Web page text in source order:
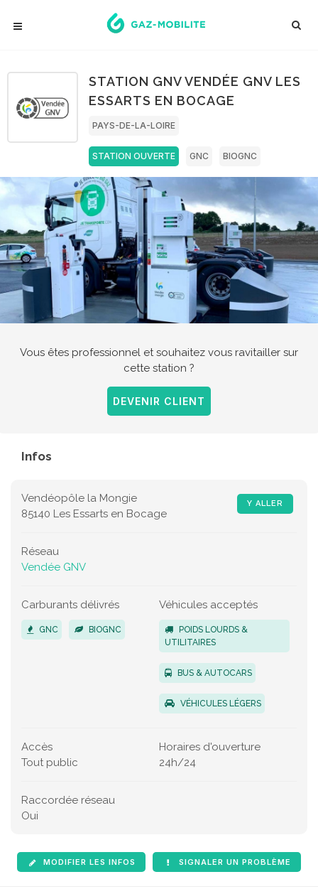
STATION GNV VENDÉE GNV LES
ESSARTS EN BOCAGE
PAYS-DE-LA-LOIRE
STATION OUVERTE GNC BIOGNC
Vous êtes professionnel et souhaitez vous ravitailler sur
cette station ?
DEVENIR CLIENT
Infos
Y ALLER
Vendéopôle la Mongie
85140 Les Essarts en Bocage
Réseau
Vendée GNV
Carburants délivrés
GNC BIOGNC
Véhicules acceptés
POIDS LOURDS &
UTILITAIRES
BUS & AUTOCARS
VÉHICULES LÉGERS
Accès
Tout public
Horaires d'ouverture
24h/24
Raccordée réseau
Oui
MODIFIER LES INFOS SIGNALER UN PROBLÈME